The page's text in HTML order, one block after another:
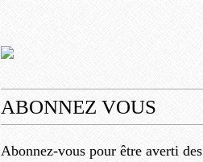
ABONNEZ VOUS
Abonnez-vous pour être averti des